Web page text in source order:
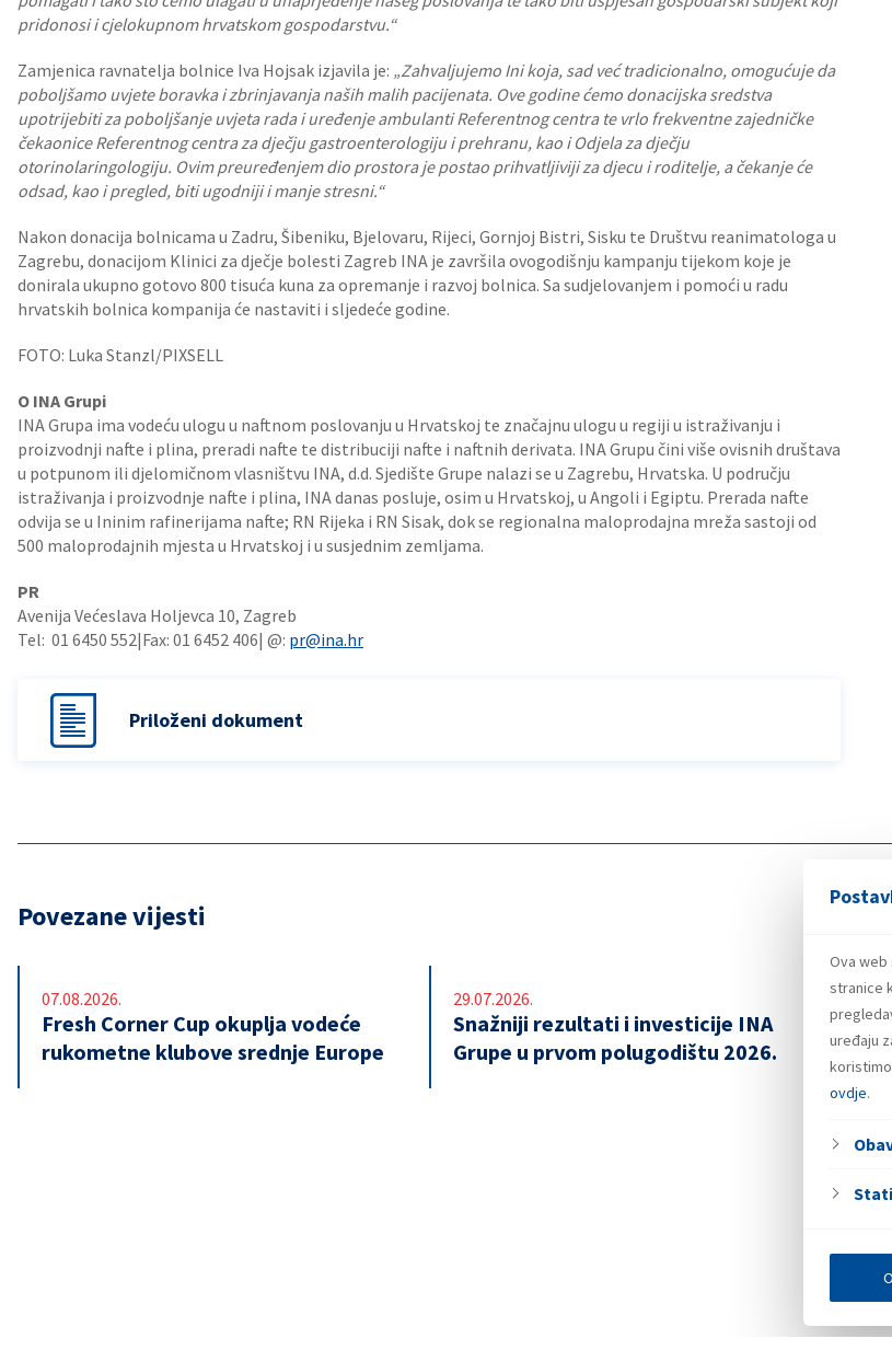
Ova
stranice
uređaju
ovdje.
pridonosi i cjelokupnom hrvatskom gospodarstvu.“
Zamjenica ravnatelja bolnice Iva Hojsak izjavila je: „Zahvaljujemo Ini koja, sad već tradicionalno, omogućuje da
poboljšamo uvjete boravka i zbrinjavanja naših malih pacijenata. Ove godine ćemo donacijska sredstva
upotrijebiti za poboljšanje uvjeta rada i uređenje ambulanti Referentnog centra te vrlo frekventne zajedničke
čekaonice Referentnog centra za dječju gastroenterologiju i prehranu, kao i Odjela za dječju
otorinolaringologiju. Ovim preuređenjem dio prostora je postao prihvatljiviji za djecu i roditelje, a čekanje će
odsad, kao i pregled, biti ugodniji i manje stresni.“
Nakon donacija bolnicama u Zadru, Šibeniku, Bjelovaru, Rijeci, Gornjoj Bistri, Sisku te Društvu reanimatologa u
Zagrebu, donacijom Klinici za dječje bolesti Zagreb INA je završila ovogodišnju kampanju tijekom koje je
donirala ukupno gotovo 800 tisuća kuna za opremanje i razvoj bolnica. Sa sudjelovanjem i pomoći u radu
hrvatskih bolnica kompanija će nastaviti i sljedeće godine.
FOTO: Luka Stanzl/PIXSELL
O INA Grupi
INA Grupa ima vodeću ulogu u naftnom poslovanju u Hrvatskoj te značajnu ulogu u regiji u istraživanju i
proizvodnji nafte i plina, preradi nafte te distribuciji nafte i naftnih derivata. INA Grupu čini više ovisnih društava
u potpunom ili djelomičnom vlasništvu INA, d.d. Sjedište Grupe nalazi se u Zagrebu, Hrvatska. U području
istraživanja i proizvodnje nafte i plina, INA danas posluje, osim u Hrvatskoj, u Angoli i Egiptu. Prerada nafte
odvija se u Ininim rafinerijama nafte; RN Rijeka i RN Sisak, dok se regionalna maloprodajna mreža sastoji od
500 maloprodajnih mjesta u Hrvatskoj i u susjednim zemljama.
PR
Avenija Većeslava Holjevca 10, Zagreb
Tel: 01 6450 552|Fax: 01 6452 406| @: pr@ina.hr
Priloženi dokument
Povezane vijesti
07.08.2026.
Fresh Corner Cup okuplja vodeće
rukometne klubove srednje Europe
29.07.2026.
Snažniji rezultati i investicije INA
Grupe u prvom polugodištu 2026.